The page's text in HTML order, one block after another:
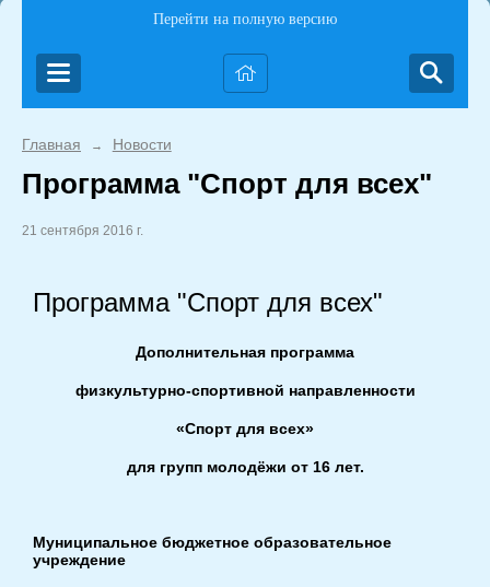
Перейти на полную версию
Главная → Новости
Программа "Спорт для всех"
21 сентября 2016 г.
Программа "Спорт для всех"
Дополнительная программа
физкультурно-спортивной направленности
«Спорт для всех»
для групп молодёжи от 16 лет.
Муниципальное бюджетное образовательное
учреждение